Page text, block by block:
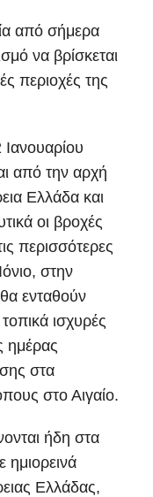
από σήμερα
να βρίσκεται
περιοχές της
από την αρχή
Ελλάδα και
οι βροχές
περισσότερες
στην
ενταθούν
ισχυρές
ημέρας
στα
στο Αιγαίο.
ήδη στα
ημιορεινά
Ελλάδας,